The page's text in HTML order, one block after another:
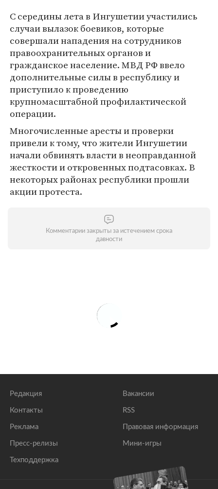
C середины лета в Ингушетии участились
случаи вылазок боевиков, которые
совершали нападения на сотрудников
правоохранительных органов и
гражданское население. МВД РФ ввело
дополнительные силы в республику и
приступило к проведению
крупномасштабной профилактической
операции.
Многочисленные аресты и проверки
привели к тому, что жители Ингушетии
начали обвинять власти в неоправданной
жесткости и откровенных подтасовках. В
некоторых районах республики прошли
акции протеста.
Комментарии закрыты за истечением срока
давности
Редакция
Контакты
Реклама
Пресс-релизы
Техподдержка
Вакансии
RSS
Правовая информация
Мини-игры